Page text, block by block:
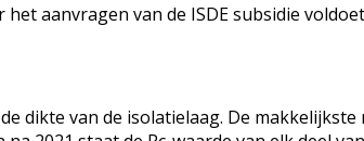
aanvragen van de ISDE subsidie
dikte van de isolatielaag. De